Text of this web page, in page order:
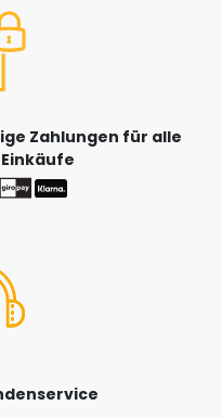
Zahlungen für alle